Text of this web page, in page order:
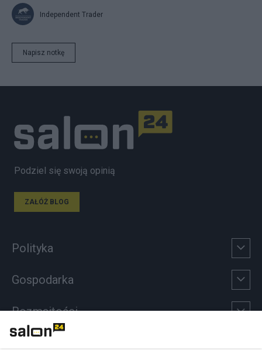
Independent Trader
Napisz notkę
Podziel się swoją opinią
ZAŁÓŻ BLOG
Polityka
Gospodarka
Rozmaitości